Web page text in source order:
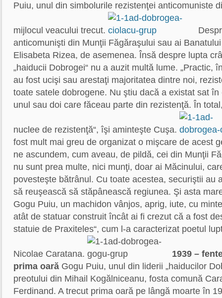
Puiu, unul din simbolurile rezistenţei anticomuniste
mijlocul veacului trecut.
anticomunişti din Munţii Făgăraşului sau ai
Elisabeta Rizea, de asemenea. Însă despre lupta
„haiducii Dobrogei“ nu a auzit multă lume. „Practic,
au fost ucişi sau arestaţi majoritatea dintre noi,
toate satele dobrogene. Nu ştiu dacă a existat sat
unul sau doi care făceau parte din rezistenţă. În
nuclee de rezistenţă“, îşi aminteşte Cuşa.
fost mult mai greu de organizat o mişcare de acest
ne ascundem, cum aveau, de pildă, cei din Munţii
nu sunt prea multe, nici munţi, doar ai Măcinului,
povesteşte bătrânul. Cu toate acestea, securiştii au
să reuşească să stăpânească regiunea. Şi asta
Gogu Puiu, un machidon vânjos, aprig, iute, cu
atât de statuar construit încât ai fi crezut că a fost
statuie de Praxiteles“, cum l-a caracterizat poetul
Nicolae Caratana.
1939 –
prima oară Gogu Puiu, unul din liderii „haiducilor
preotului din Mihail Kogălniceanu, fosta comună
Ferdinand. A trecut prima oară pe lângă moarte în